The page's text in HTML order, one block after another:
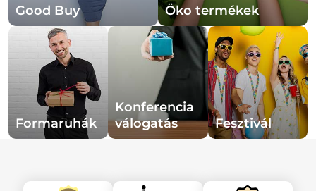
Good Buy Öko termékek
Formaruhák
Konferencia
válogatás
Fesztivál